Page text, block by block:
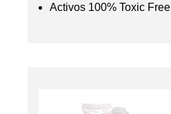
Activos 100% Toxic Free